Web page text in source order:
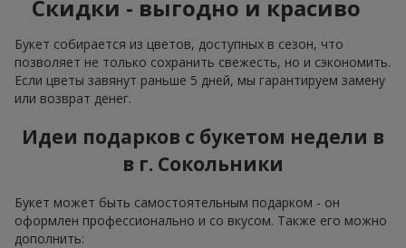
Скидки - выгодно и красиво
Букет собирается из цветов, доступных в сезон, что
позволяет не только сохранить свежесть, но и сэкономить.
Если цветы завянут раньше 5 дней, мы гарантируем замену
или возврат денег.
Идеи подарков с букетом недели в
в г. Сокольники
Букет может быть самостоятельным подарком - он
оформлен профессионально и со вкусом. Также его можно
дополнить: